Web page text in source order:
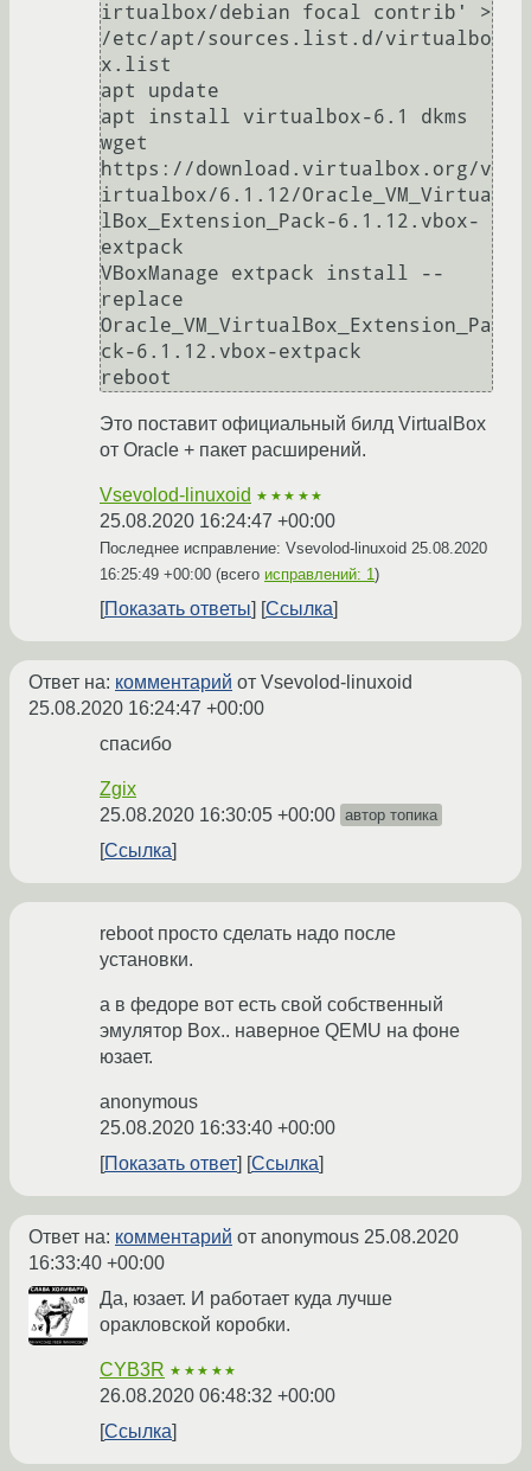
irtualbox/debian focal contrib' >
/etc/apt/sources.list.d/virtualbo
x.list
apt update
apt install virtualbox-6.1 dkms
wget
https://download.virtualbox.org/v
irtualbox/6.1.12/Oracle_VM_Virtua
lBox_Extension_Pack-6.1.12.vbox-
extpack
VBoxManage extpack install --
replace
Oracle_VM_VirtualBox_Extension_Pa
ck-6.1.12.vbox-extpack
reboot
Это поставит официальный билд VirtualBox
от Oracle + пакет расширений.
Vsevolod-linuxoid ★★★★★
25.08.2020 16:24:47 +00:00
Последнее исправление: Vsevolod-linuxoid 25.08.2020
16:25:49 +00:00 (всего исправлений: 1)
Показать ответы Ссылка
Ответ на: комментарий от Vsevolod-linuxoid
25.08.2020 16:24:47 +00:00
спасибо
Zgix
25.08.2020 16:30:05 +00:00 автор топика
Ссылка
reboot просто сделать надо после
установки.
а в федоре вот есть свой собственный
эмулятор Box.. наверное QEMU на фоне
юзает.
anonymous
25.08.2020 16:33:40 +00:00
Показать ответ
Ссылка
Ответ на: комментарий от anonymous 25.08.2020
16:33:40 +00:00
Да, юзает. И работает куда лучше
оракловской коробки.
CYB3R ★★★★★
26.08.2020 06:48:32 +00:00
Ссылка